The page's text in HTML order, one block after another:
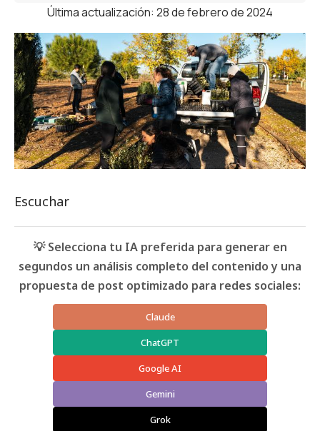
Última actualización: 28 de febrero de 2024
Escuchar
💡 Selecciona tu IA preferida para generar en
segundos un análisis completo del contenido y una
propuesta de post optimizado para redes sociales:
Claude
ChatGPT
Google AI
Gemini
Grok